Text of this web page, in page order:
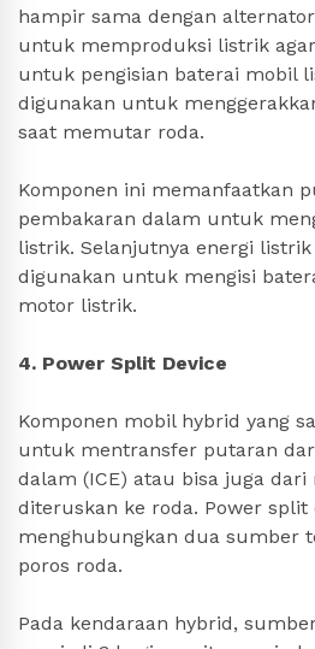
hampir sama dengan
untuk memproduksi listrik
untuk pengisian baterai mobil
digunakan untuk
saat memutar roda.
Komponen ini memanfaatkan
pembakaran dalam untuk
listrik. Selanjutnya energi
digunakan untuk mengisi
motor listrik.
4. Power Split Device
Komponen mobil hybrid yang
untuk mentransfer putaran
dalam (ICE) atau bisa juga
diteruskan ke roda. Power split
menghubungkan dua sumber
poros roda.
Pada kendaraan hybrid,